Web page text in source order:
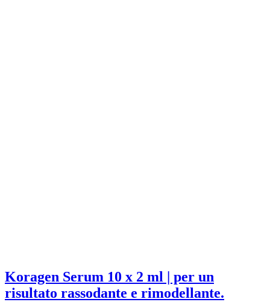
Koragen Serum 10 x 2 ml | per un
risultato rassodante e rimodellante.